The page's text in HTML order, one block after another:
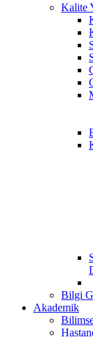
Kalite
Bilgi
Akademik